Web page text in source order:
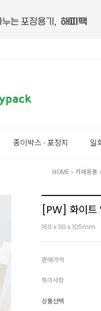
종이박스 · 포장지 일
HOME > 카페용품 >
[PW] 화이트
160 x 110 x 105mm
판매가격
특이사항
상품선택